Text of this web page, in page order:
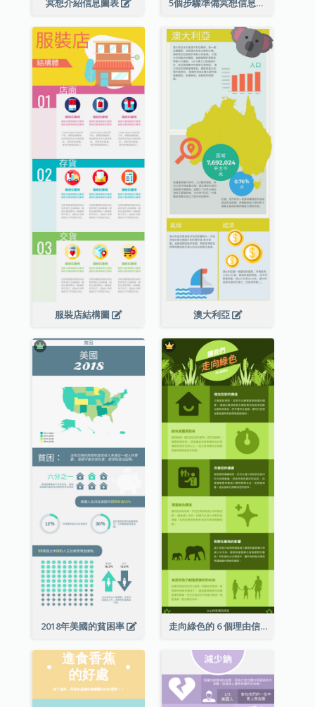
冥想介紹信息圖表 5個步驟準備冥想信息圖表
服裝店結構圖 澳大利亞
2018年美國的貧困率 走向綠色的 6 個理由信息圖表